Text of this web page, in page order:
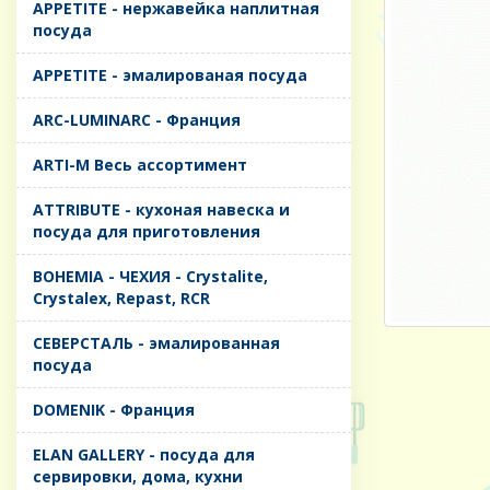
APPETITE - нержавейка наплитная
посуда
APPETITE - эмалированая посуда
ARC-LUMINARC - Франция
ARTI-M Весь ассортимент
ATTRIBUTE - кухоная навеска и
посуда для приготовления
BOHEMIA - ЧЕХИЯ - Crystalite,
Crystalex, Repast, RCR
CЕВЕРСТАЛЬ - эмалированная
посуда
DOMENIK - Франция
ELAN GALLERY - посуда для
сервировки, дома, кухни